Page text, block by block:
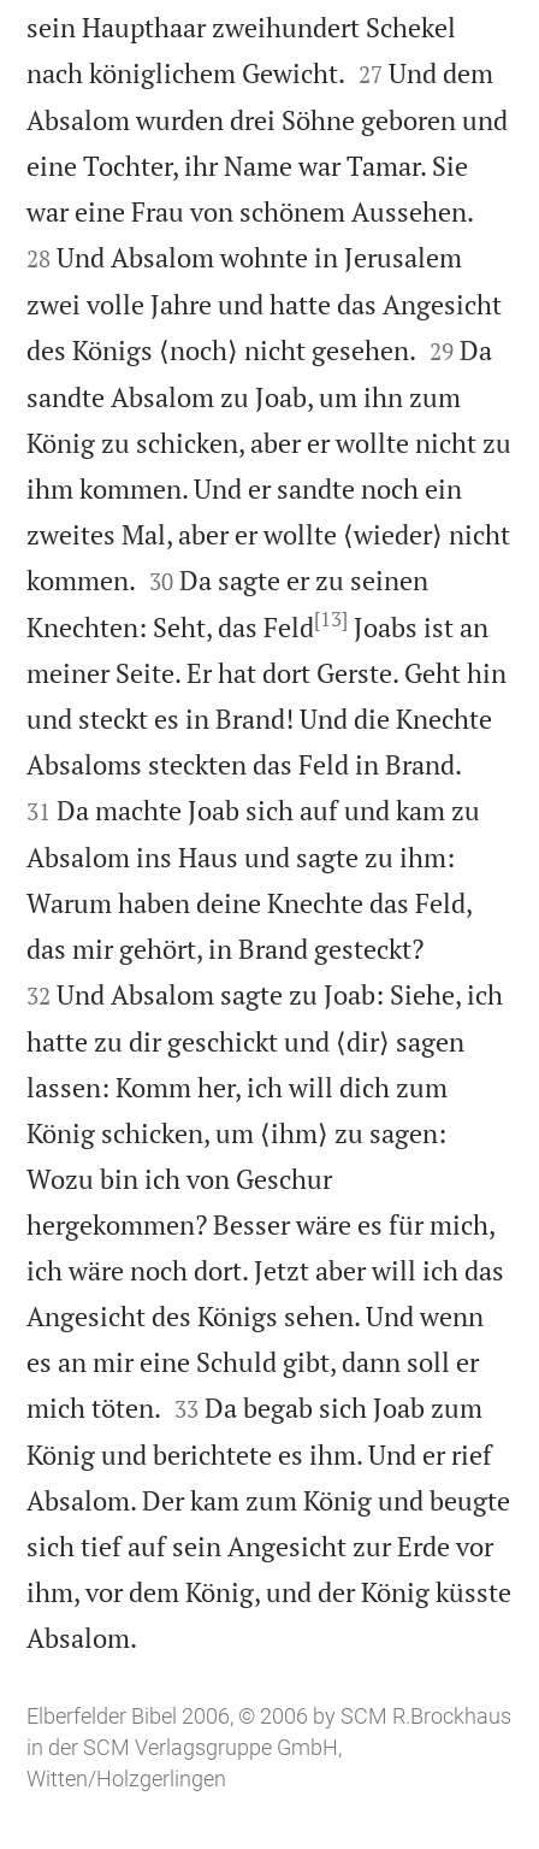
sein Haupthaar zweihundert Schekel
nach königlichem Gewicht. 

27 Und dem
Absalom wurden drei Söhne geboren und
eine Tochter, ihr Name war Tamar. Sie
war eine Frau von schönem Aussehen.
28 Und Absalom wohnte in Jerusalem
zwei volle Jahre und hatte das Angesicht
des Königs ⟨noch⟩ nicht gesehen. 

29 Da
sandte Absalom zu Joab, um ihn zum
König zu schicken, aber er wollte nicht zu
ihm kommen. Und er sandte noch ein
zweites Mal, aber er wollte ⟨wieder⟩ nicht
kommen. 

30 Da sagte er zu seinen
Knechten: Seht, das Feld[13] Joabs ist an
meiner Seite. Er hat dort Gerste. Geht hin
und steckt es in Brand! Und die Knechte
Absaloms steckten das Feld in Brand.
31 Da machte Joab sich auf und kam zu
Absalom ins Haus und sagte zu ihm:
Warum haben deine Knechte das Feld,
das mir gehört, in Brand gesteckt?
32 Und Absalom sagte zu Joab: Siehe, ich
hatte zu dir geschickt und ⟨dir⟩ sagen
lassen: Komm her, ich will dich zum
König schicken, um ⟨ihm⟩ zu sagen:
Wozu bin ich von Geschur
hergekommen? Besser wäre es für mich,
ich wäre noch dort. Jetzt aber will ich das
Angesicht des Königs sehen. Und wenn
es an mir eine Schuld gibt, dann soll er
mich töten. 

33 Da begab sich Joab zum
König und berichtete es ihm. Und er rief
Absalom. Der kam zum König und beugte
sich tief auf sein Angesicht zur Erde vor
ihm, vor dem König, und der König küsste
Absalom.
Elberfelder Bibel 2006, © 2006 by SCM R.Brockhaus
in der SCM Verlagsgruppe GmbH,
Witten/Holzgerlingen